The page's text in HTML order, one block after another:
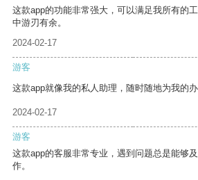
这款app的功能非常强大，可以满足我所有的
中游刃有余。
2024-02-17
游客
这款app就像我的私人助理，随时随地为我的办
2024-02-17
游客
这款app的客服非常专业，遇到问题总是能够
作。